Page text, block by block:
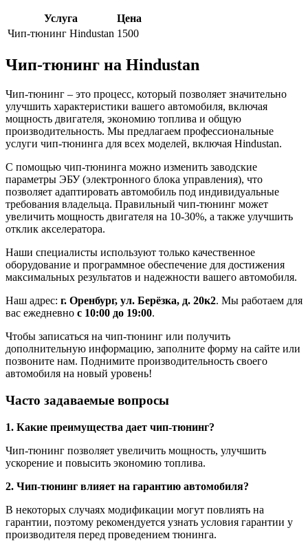
Услуга
Цена
Чип-тюнинг Hindustan 1500
Чип-тюнинг на Hindustan
Чип-тюнинг – это процесс, который позволяет значительно
улучшить характеристики вашего автомобиля, включая
мощность двигателя, экономию топлива и общую
производительность. Мы предлагаем профессиональные
услуги чип-тюнинга для всех моделей, включая Hindustan.
С помощью чип-тюнинга можно изменить заводские
параметры ЭБУ (электронного блока управления), что
позволяет адаптировать автомобиль под индивидуальные
требования владельца. Правильный чип-тюнинг может
увеличить мощность двигателя на 10-30%, а также улучшить
отклик акселератора.
Наши специалисты используют только качественное
оборудование и программное обеспечение для достижения
максимальных результатов и надежности вашего автомобиля.
Наш адрес: г. Оренбург, ул. Берёзка, д. 20к2. Мы работаем для
вас ежедневно с 10:00 до 19:00.
Чтобы записаться на чип-тюнинг или получить
дополнительную информацию, заполните форму на сайте или
позвоните нам. Поднимите производительность своего
автомобиля на новый уровень!
Часто задаваемые вопросы
1. Какие преимущества дает чип-тюнинг?
Чип-тюнинг позволяет увеличить мощность, улучшить
ускорение и повысить экономию топлива.
2. Чип-тюнинг влияет на гарантию автомобиля?
В некоторых случаях модификации могут повлиять на
гарантии, поэтому рекомендуется узнать условия гарантии у
производителя перед проведением тюнинга.